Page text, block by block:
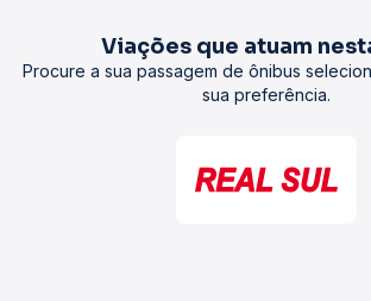
Viações que atuam
Procure a sua passagem de ônibus
sua preferência.